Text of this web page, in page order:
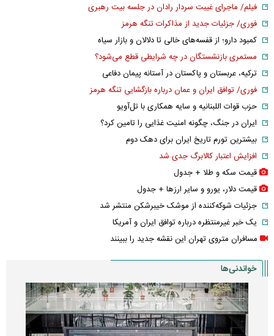
فیلم/ ماجرای غیبت سردار رادان در جلسه بیت رهبری
فوری/ جزئیات جدید از مذاکرات تنگه هرمز
کمبود دارو؛ از قفسه‌های خالی تا دلالان و بازار سیاه
مستمری بازنشستگان در چه شرایطی قطع می‌شود؟
ترکیه، عربستان و پاکستان در آستانه پیمان دفاعی
فوری/ توافق ایران و عمان درباره بازگشایی تنگه هرمز
حزب قوات اللبنانیه و سایه همکاری با تل‌آویو
ایران در جنگ، چگونه امنیت غذایی را تامین کرد؟
بیشترین تورم تاریخ ایران برای دهک دوم
افزایش اعتبار کالابرگ جدی شد
قیمت سکه و طلا + جدول
قیمت دلار، یورو و سایر ارز‌ها + جدول
جزئیات شوکه‌کننده از موشک خیبرشکن منتشر شد
یک خبر غیرمنتظره درباره توافق ایران و آمریکا
مسافران متروی تهران این نقشه جدید را ببینند
خواندنی‌ها